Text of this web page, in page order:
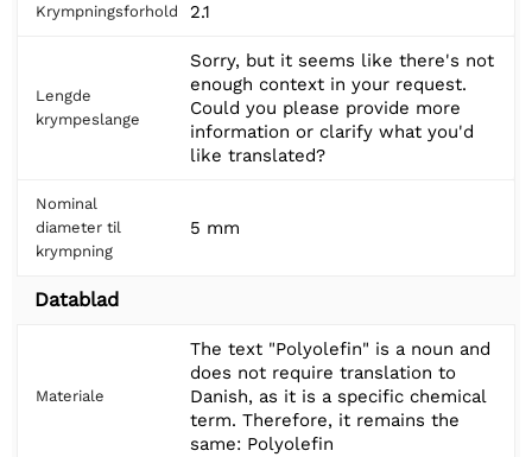
Krympningsforhold 2.1
Lengde
krympeslange
Sorry, but it seems like there's not
enough context in your request.
Could you please provide more
information or clarify what you'd
like translated?
Nominal
diameter til
krympning
5 mm
Datablad
Materiale
The text "Polyolefin" is a noun and
does not require translation to
Danish, as it is a specific chemical
term. Therefore, it remains the
same: Polyolefin